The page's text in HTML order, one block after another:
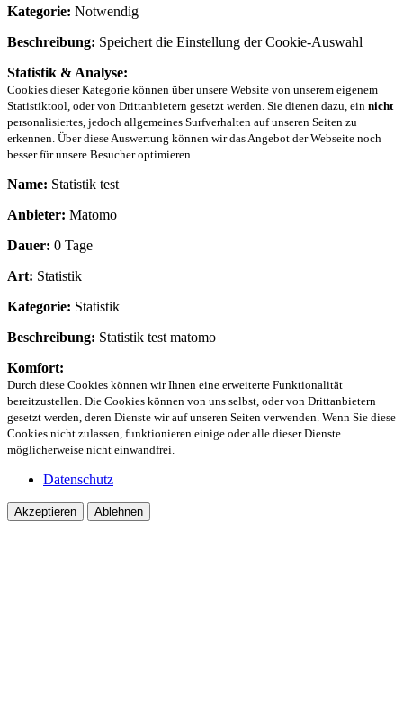
Kategorie: Notwendig
Beschreibung: Speichert die Einstellung der Cookie-Auswahl
Statistik & Analyse:
Cookies dieser Kategorie können über unsere Website von unserem eigenem
Statistiktool, oder von Drittanbietern gesetzt werden. Sie dienen dazu, ein nicht
personalisiertes, jedoch allgemeines Surfverhalten auf unseren Seiten zu
erkennen. Über diese Auswertung können wir das Angebot der Webseite noch
besser für unsere Besucher optimieren.
Name: Statistik test
Anbieter: Matomo
Dauer: 0 Tage
Art: Statistik
Kategorie: Statistik
Beschreibung: Statistik test matomo
Komfort:
Durch diese Cookies können wir Ihnen eine erweiterte Funktionalität
bereitzustellen. Die Cookies können von uns selbst, oder von Drittanbietern
gesetzt werden, deren Dienste wir auf unseren Seiten verwenden. Wenn Sie diese
Cookies nicht zulassen, funktionieren einige oder alle dieser Dienste
möglicherweise nicht einwandfrei.
Datenschutz
Akzeptieren Ablehnen